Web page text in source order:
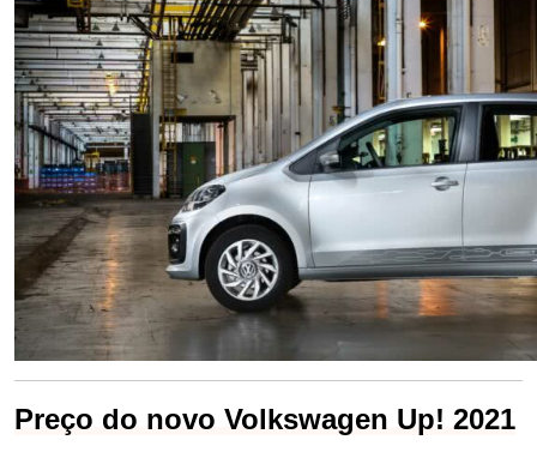
Preço do novo Volkswagen Up! 2021